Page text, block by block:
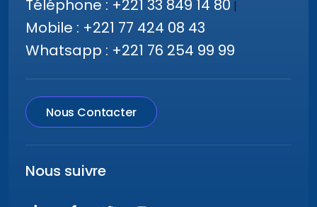
Téléphone : +221 33 849 14 80 |
Mobile : +221 77 424 08 43
Whatsapp : +221 76 254 99 99
Nous Contacter
Nous suivre